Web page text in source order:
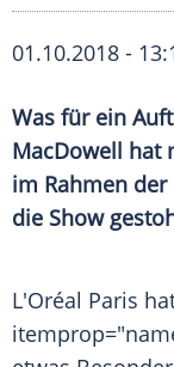
01.10.2018 -
Was für ein
MacDowell hat
im Rahmen der
die Show
L'Oréal Paris